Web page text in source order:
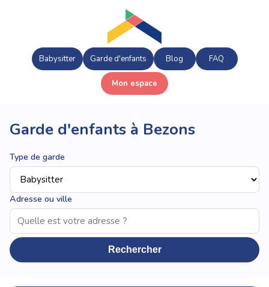
Babysitter Garde d'enfants Blog FAQ
Mon espace
Garde d'enfants à Bezons
Type de garde
Adresse ou ville
Rechercher